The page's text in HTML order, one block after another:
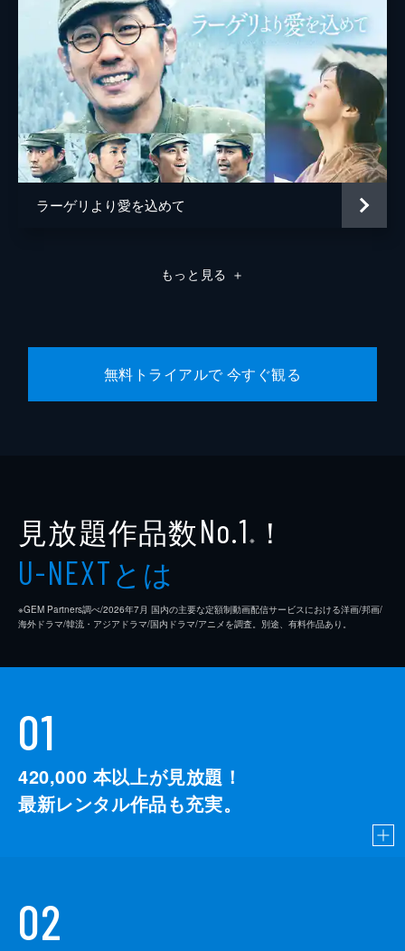
ラーゲリより愛を込めて
もっと見る ＋
無料トライアルで 今すぐ観る
見放題作品数No.1 ※ ！
U-NEXTとは
※GEM Partners調べ/2026年7⽉ 国内の主要な定額制動画配信サービスにおける洋画/邦画/
海外ドラマ/韓流・アジアドラマ/国内ドラマ/アニメを調査。別途、有料作品あり。
01
420,000 本以上が見放題！
最新レンタル作品も充実。
02